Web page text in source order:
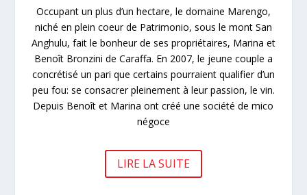
Occupant un plus d’un hectare, le domaine Marengo,
niché en plein coeur de Patrimonio, sous le mont San
Anghulu, fait le bonheur de ses propriétaires, Marina et
Benoît Bronzini de Caraffa. En 2007, le jeune couple a
concrétisé un pari que certains pourraient qualifier d’un
peu fou: se consacrer pleinement à leur passion, le vin.
Depuis Benoît et Marina ont créé une société de mico
négoce
LIRE LA SUITE